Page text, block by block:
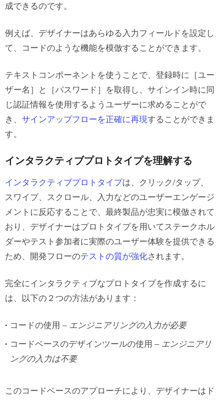
成できるのです。
例えば、デザイナーはあらゆる入力フィールドを設定し
て、コードのような機能を模倣することができます。
テキストコンポーネントを使うことで、登録時に［ユー
ザー名］と［パスワード］を取得し、サインイン時に同
じ認証情報を使用するようユーザーに求めることがで
き、 サインアップフローを正確に再現することができま
す。
インタラクティブプロトタイプを理解する
インタラクティブプロトタイプは、クリック/タップ、
スワイプ、スクロール、入力などのユーザーエンゲージ
メントに反応することで、最終製品が忠実に模倣されて
おり、デザイナーはプロトタイプを用いてステークホル
ダーやテスト参加者に実際のユーザー体験を提供できる
ため、開発フローのテストの質が強化されます。
完全にインタラクティブなプロトタイプを作成するに
は、以下の２つの方法があります：
コードの使用 – エンジニアリングの入力が必要
コードベースのデザインツールの使用 – エンジニアリ
ングの入力は不要
このコードベースのアプローチにより、デザイナーはド